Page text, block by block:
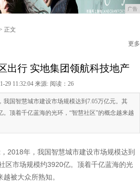
广告
正文
更多
出行 实地集团领航科技地产
29 11:32:04 来源: 阅读：26
我国智慧城市建设市场规模达到7.05万亿元。其
。顶着千亿蓝海的光环，“智慧社区”的概念越来越
2018年，我国智慧城市建设市场规模达到
区市场规模约3920亿。顶着千亿蓝海的光
被大众所熟知。